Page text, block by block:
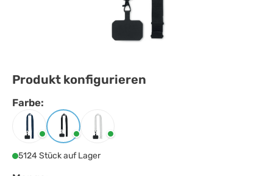
Produkt konfigurieren
Farbe:
Farbe auswählen
Blau SchwarzWeiss
5124 Stück auf Lager